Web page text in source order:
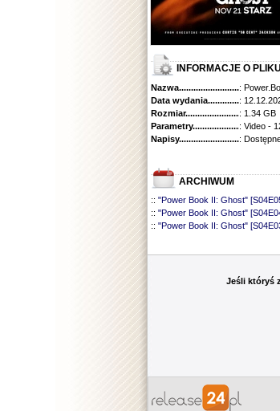
INFORMACJE O PLIKU
:
Data
:
: 1.34 GB
: Video -
:
ARCHIWUM
:: "Power Book II: Ghost"
:: "Power Book II: Ghost"
:: "Power Book II: Ghost"
"Power Book II: Ghost"
"Power Book II: Ghost"
"Power Book II: Ghost"
"Power Book II: Ghost"
"Power Book II: Ghost"
"Power Book II: Ghost"
::"Power Book II: Ghost"
Jeśli któryś